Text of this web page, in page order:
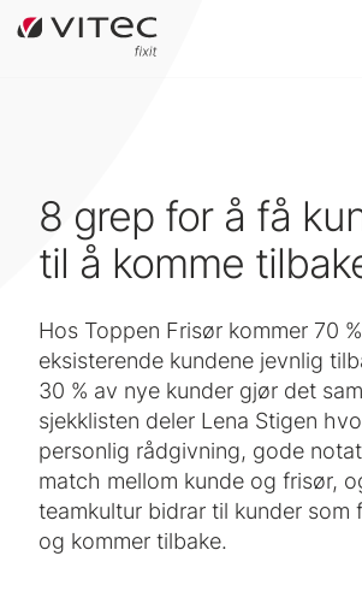
8 grep for å få
til å komme
Hos Toppen Frisør kommer 70
eksisterende kundene jevnlig
30 % av nye kunder gjør det
sjekklisten deler Lena Stigen
personlig rådgivning, gode
match mellom kunde og frisør,
teamkultur bidrar til kunder som
og kommer tilbake.